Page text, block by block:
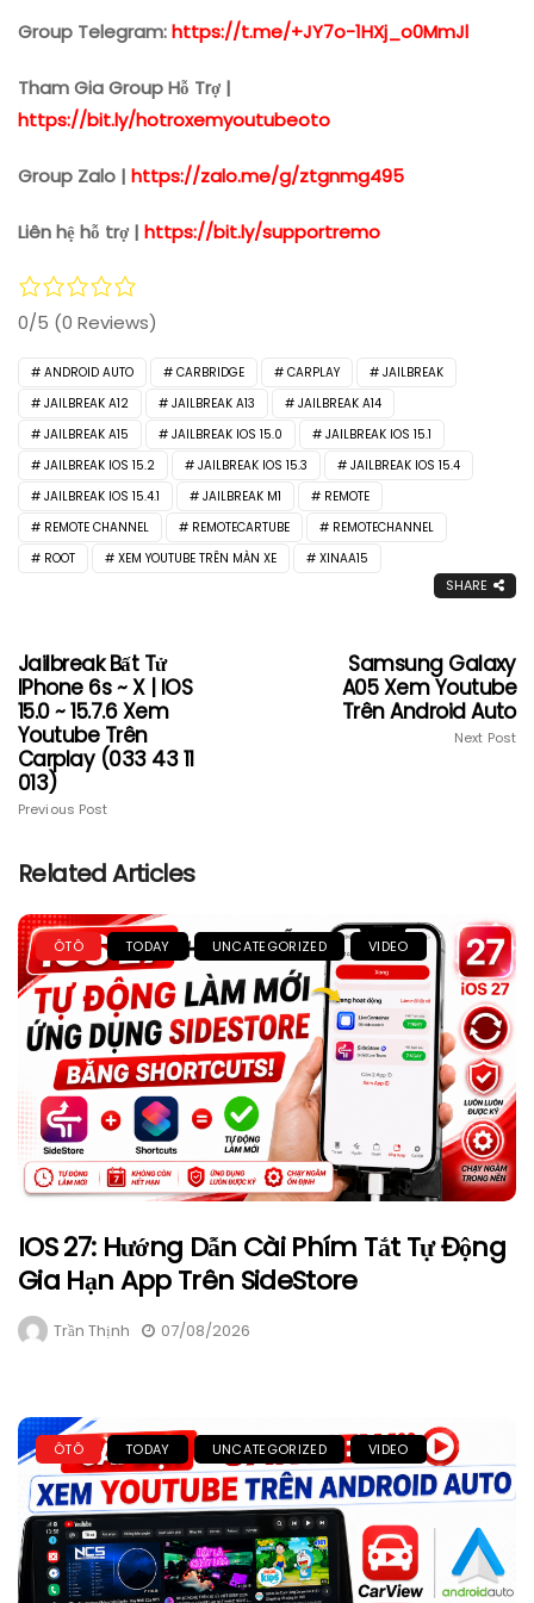
Group Telegram:https://t.me/+JY7o-1HXj_o0MmJl
Tham Gia Group Hỗ Trợ |
https://bit.ly/hotroxemyoutubeoto
Group Zalo | https://zalo.me/g/ztgnmg495
Liên hệ hỗ trợ | https://bit.ly/supportremo
0/5 (0 Reviews)
ANDROID AUTO CARBRIDGE CARPLAY
JAILBREAK
JAILBREAK A12
JAILBREAK A13
JAILBREAK A14
JAILBREAK A15
JAILBREAK IOS 15.0
JAILBREAK IOS 15.1
JAILBREAK IOS 15.2
JAILBREAK IOS 15.3
JAILBREAK IOS 15.4
JAILBREAK IOS 15.4.1
JAILBREAK M1
REMOTE
REMOTE CHANNEL
REMOTECARTUBE
REMOTECHANNEL
ROOT
XEM YOUTUBE TRÊN MÀN XE XINAA15
SHARE
Jailbreak Bất Tử
IPhone 6s ~ X | IOS
15.0 ~ 15.7.6 Xem
Youtube Trên
Carplay (033 43 11
013)
Previous Post
Samsung Galaxy
A05 Xem Youtube
Trên Android Auto
Next Post
Related Articles
ÔTÔ TODAY UNCATEGORIZED VIDEO
IOS 27: Hướng Dẫn Cài Phím Tắt Tự Động
Gia Hạn App Trên SideStore
Trần Thịnh 07/08/2026
ÔTÔ TODAY UNCATEGORIZED VIDEO